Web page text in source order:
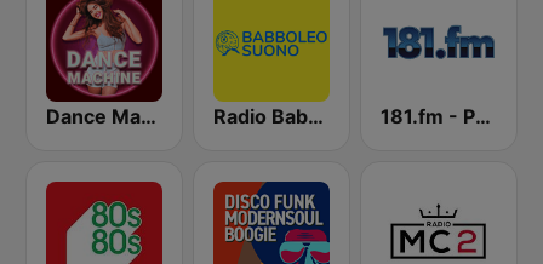
Dance Machine Radio Babboleo Suono 181.fm - Power 181 (Top 40)